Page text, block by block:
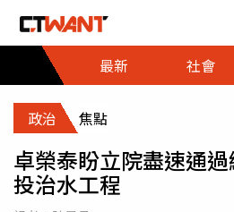
最新
社會
政治 焦點
卓榮泰盼立院盡速通
投治水工程